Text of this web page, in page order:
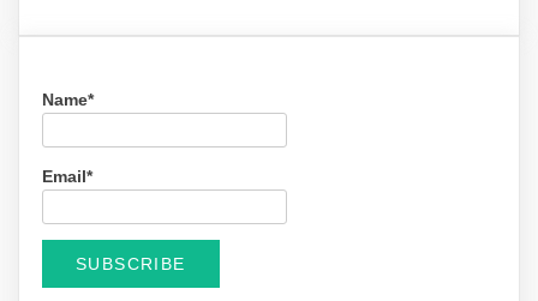
Name*
Email*